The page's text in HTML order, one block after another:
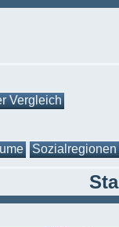
Vergleich
Sozialregionen